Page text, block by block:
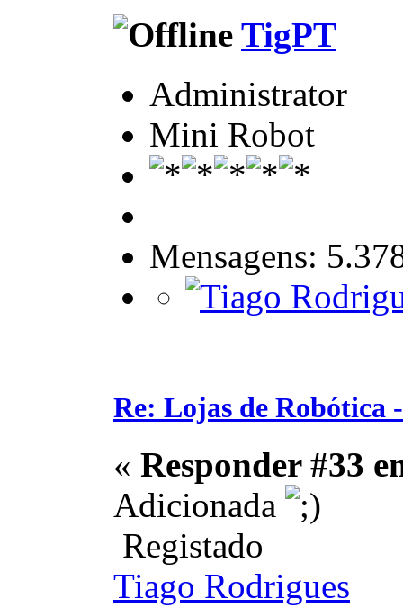
TigPT
Administrator
Mini Robot
Mensagens:
Re: Lojas de Robótica
« Responder #33
Adicionada
Registado
Tiago Rodrigues